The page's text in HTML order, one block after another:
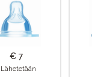
€ 7
Lähetetään